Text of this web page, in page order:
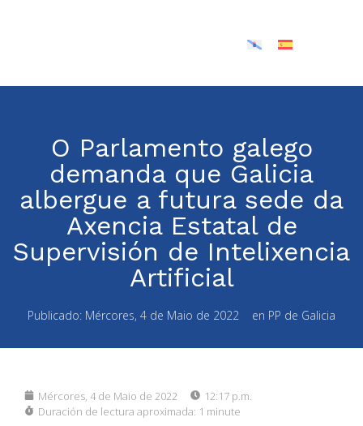
O Parlamento galego
demanda que Galicia
albergue a futura sede da
Axencia Estatal de
Supervisión de Intelixencia
Artificial
Publicado: Mércores, 4 de Maio de 2022 en PP de Galicia
Mércores, 4 de Maio de 2022
12:17 p.m.
Duración de lectura aproximada: 1 minute